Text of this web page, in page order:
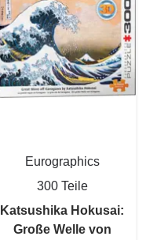
Eurographics
300 Teile
Katsushika Hokusai:
Große Welle von